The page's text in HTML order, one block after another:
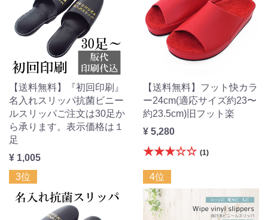
【送料無料】『初回印刷』
名入れスリッパ抗菌ビニー
ルスリッパご注文は30足か
ら承ります。表示価格は１
足
¥ 1,005
【送料無料】フット快カラ
ー24cm(適応サイズ約23〜
約23.5cm)旧フット楽
¥ 5,280
★★★☆☆ (1)
3位 4位